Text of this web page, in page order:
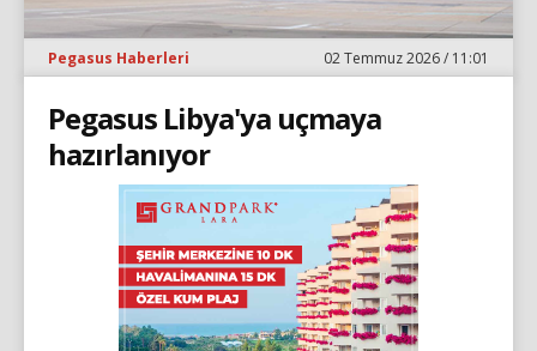
Pegasus Haberleri 02 Temmuz 2026 / 11:01
Pegasus Libya'ya uçmaya
hazırlanıyor